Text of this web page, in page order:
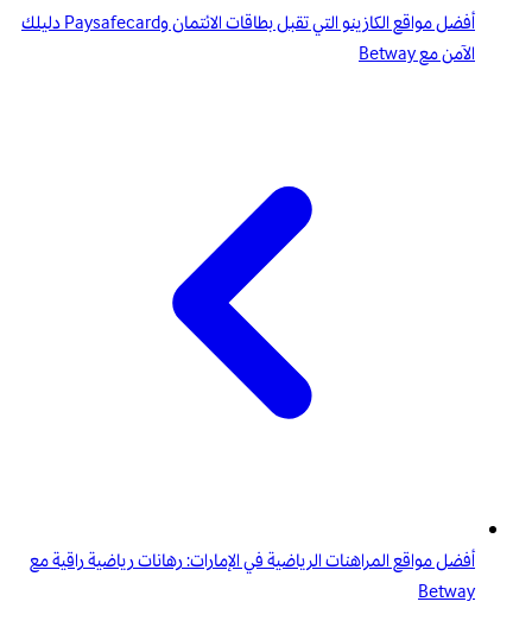
أفضل مواقع الكازينو التي تقبل بطاقات الائتمان وPaysafecard دليلك
الآمن مع Betway
أفضل مواقع المراهنات الرياضية في الإمارات: رهانات رياضية راقية مع
Betway